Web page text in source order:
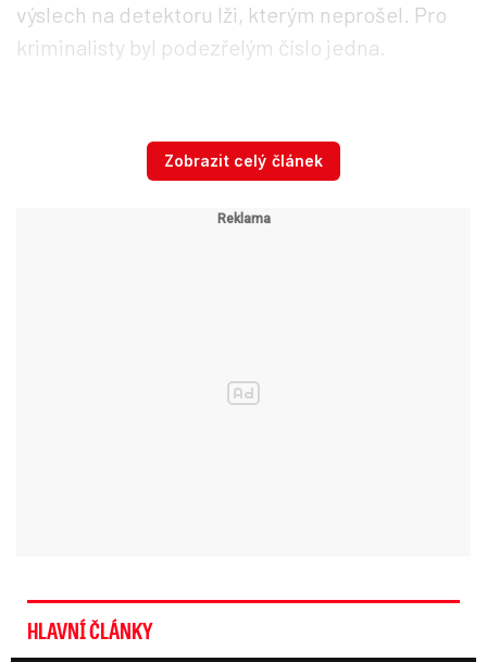
výslech na detektoru lži, kterým neprošel. Pro
kriminalisty byl podezřelým číslo jedna.
Kladensku. Navedli mě k tomu
ufouni, tvrdil vrah Hero
Otakar S. byl navíc podezřelý ze sexuálního
obtěžování nezletilé, jednalo se o Míšinu
pátrali.
Zobrazit celý článek
HLAVNÍ ČLÁNKY